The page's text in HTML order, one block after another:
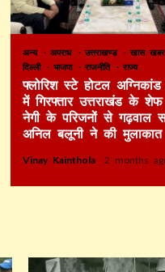
अन्य अपराध उत्तराखण्ड
खास खबर
दिल्ली
भाजपा राजनीति राज्य
फ्लोरिश स्टे होटल
में गिरफ्तार उत्तराखंड के
नेगी के परिजनों से गढ़वाल
अनिल बलूनी ने की मुलाकात
Vinay Kainthola 2 months